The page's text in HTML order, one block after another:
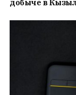
добыче в